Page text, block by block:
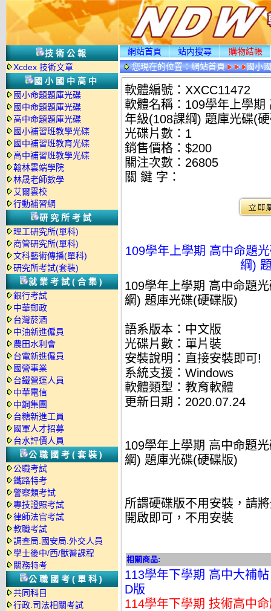
技術公報
Xcdex 技術文章
國小國中高中
國小命題題庫光碟
國中命題題庫光碟
高中命題題庫光碟
國小補習班教學光碟
國中補習班教育光碟
高中補習班教學光碟
翰林雲端學院
林晟老師數學
艾爾雲校
行動補習網
研究所考試
理工研究所(單科)
商管研究所(單科)
文科藝術傳播(單科)
研究所考試(套裝)
就業考試(合集)
銀行考試
中華郵政
台灣菸酒
中油新進僱員
農田水利會
台電新進僱員
國營事業
台鐵營運人員
中華電信
中鋼集團
台糖新進工員
國軍人才招募
台水評價人員
公職國考(套裝)
公職考試
鐵路特考
警察類考試
專技證照考試
律師法官考試
教職考試
調查局.國安局.外交人員
學士後中/西/獸醫課程
關務特考
公職國考(單科)
共同科目
行政.司法相關考試
網站首頁 站内搜尋
購物結帳
您現在的位置：網站首頁 國小
軟體編號：XXCC11472
軟體名稱：109學年上學
年級(108課綱) 題庫光碟(
光碟片數：1
銷售價格：$200
關注次數： 26805
關 鍵 字：
109學年上學期 高中命題
綱)
109學年上學期 高中命題
綱) 題庫光碟(硬碟版)
語系版本：中文版
光碟片數：單片裝
安裝說明：直接安裝即可!
系統支援：Windows
軟體類型：教育軟體
更新日期：2020.07.24
109學年上學期 高中命題
綱) 題庫光碟(硬碟版)
所謂硬碟版不用安裝，請
開啟即可，不用安裝
相關商品:
113學年下學期 高中大補
D版
114學年下學期 技術高中